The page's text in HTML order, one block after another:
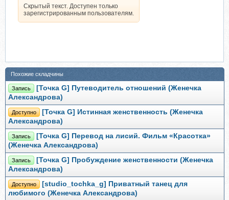
Скрытый текст. Доступен только
зарегистрированным пользователям.
Похожие складчины
Запись
[Точка G] Путеводитель отношений (Женечка
Александрова)
Доступно
[Точка G] Истинная женственность (Женечка
Александрова)
Запись
[Точка G] Перевод на лисий. Фильм «Красотка»
(Женечка Александрова)
Запись
[Точка G] Пробуждение женственности (Женечка
Александрова)
Доступно
[studio_tochka_g] Приватный танец для
любимого (Женечка Александрова)